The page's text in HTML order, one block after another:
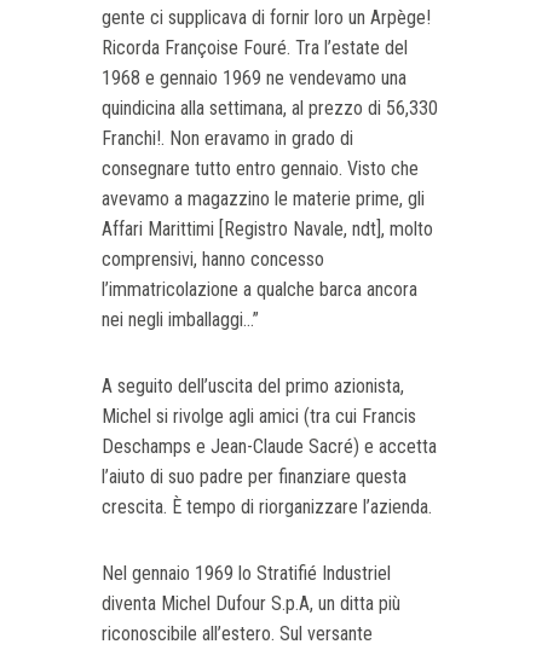
gente ci supplicava di fornir loro un Arpège!
Ricorda Françoise Fouré. Tra l’estate del
1968 e gennaio 1969 ne vendevamo una
quindicina alla settimana, al prezzo di 56,330
Franchi!. Non eravamo in grado di
consegnare tutto entro gennaio. Visto che
avevamo a magazzino le materie prime, gli
Affari Marittimi [Registro Navale, ndt], molto
comprensivi, hanno concesso
l’immatricolazione a qualche barca ancora
nei negli imballaggi...”
A seguito dell’uscita del primo azionista,
Michel si rivolge agli amici (tra cui Francis
Deschamps e Jean-Claude Sacré) e accetta
l’aiuto di suo padre per finanziare questa
crescita. È tempo di riorganizzare l’azienda.
Nel gennaio 1969 lo Stratifié Industriel
diventa Michel Dufour S.p.A, un ditta più
riconoscibile all’estero. Sul versante